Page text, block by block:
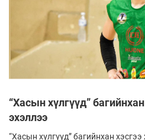
“Хасын хүлгүүд”
эхэллээ
“Хасын хүлгүүд” багийнхан